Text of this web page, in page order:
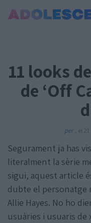
Estudis
Tests
Curiositats i Tendències
Carnet Jove
Tecnologia:
Sobrevia.net
Mitjà associata
11 looks
de ‘Off
per , el
Segurament ja has
literalment la sèrie
sigui, aquest article
dubte el personatge
Allie Hayes. No ho
usuàries i usuaris de